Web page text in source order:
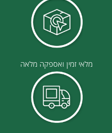
מלאי זמין ואספקה מלאה